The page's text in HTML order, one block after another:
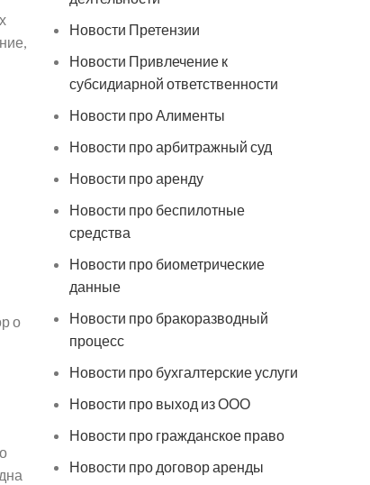
о
Новости Претензии
Новости Привлечение к
субсидиарной ответственности
Новости про Алименты
Новости про арбитражный суд
Новости про аренду
Новости про беспилотные
средства
Новости про биометрические
данные
Новости про бракоразводный
процесс
Новости про бухгалтерские услуги
Новости про выход из ООО
Новости про гражданское право
Новости про договор аренды